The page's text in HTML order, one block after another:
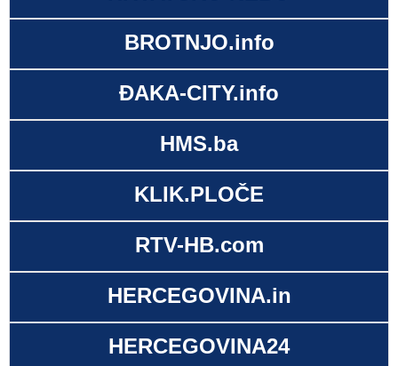
BROTNJO.info
ĐAKA-CITY.info
HMS.ba
KLIK.PLOČE
RTV-HB.com
HERCEGOVINA.in
HERCEGOVINA24